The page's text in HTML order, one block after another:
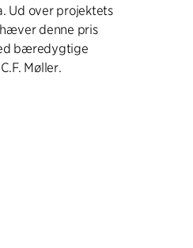
Ud over projektets
denne pris
bæredygtige
Møller.